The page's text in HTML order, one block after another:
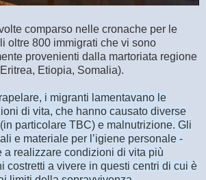
comparso nelle cronache per le
oltre 800 immigrati che vi sono
provenienti dalla martoriata regione
Etiopia, Somalia).
i migranti lamentavano le
di vita, che hanno causato diverse
particolare TBC) e malnutrizione. Gli
e materiale per l’igiene personale -
a realizzare condizioni di vita più
costretti a vivere in questi centri di cui è